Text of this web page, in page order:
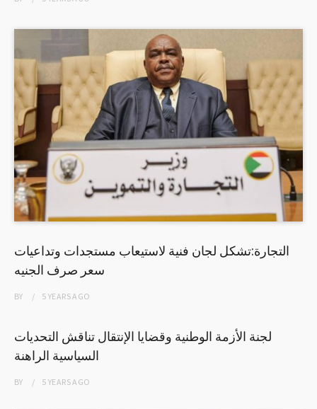
التجارة:تشكل لجان فنية لاستيعاب مستجدات وتداعيات
سعر صرف الجنيه
BY 5 YEARSAGO
لجنة الأزمة الوطنية وقضايا الإنتقال تناقش التحديات
السياسية الراهنة
BY 5 YEARSAGO